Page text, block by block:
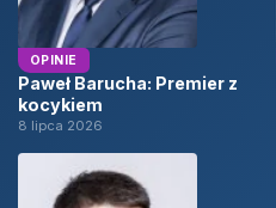
OPINIE
Paweł Barucha: Premier z
kocykiem
8 lipca 2026